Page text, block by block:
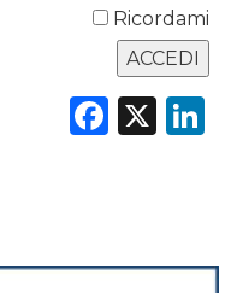
Ricordami
X